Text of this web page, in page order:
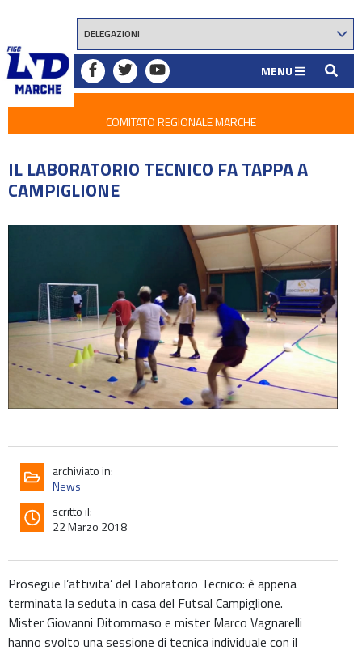
MENU
COMITATO REGIONALE MARCHE
IL LABORATORIO TECNICO FA TAPPA A
CAMPIGLIONE
archiviato in:
News
scritto il:
22 Marzo 2018
Prosegue l’attivita’ del Laboratorio Tecnico: è appena
terminata la seduta in casa del Futsal Campiglione.
Mister Giovanni Ditommaso e mister Marco Vagnarelli
hanno svolto una sessione di tecnica individuale con il